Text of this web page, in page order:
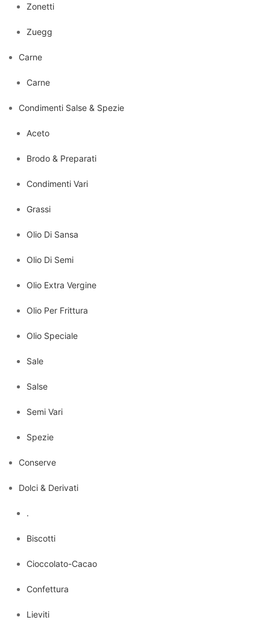
Zonetti
Zuegg
Carne
Carne
Condimenti Salse & Spezie
Aceto
Brodo & Preparati
Condimenti Vari
Grassi
Olio Di Sansa
Olio Di Semi
Olio Extra Vergine
Olio Per Frittura
Olio Speciale
Sale
Salse
Semi Vari
Spezie
Conserve
Dolci & Derivati
.
Biscotti
Cioccolato-Cacao
Confettura
Lieviti